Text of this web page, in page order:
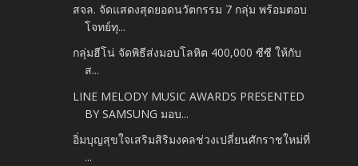
สจล. จัดแสดงสุดยอดนวัตกรรม 7 กลุ่ม พร้อมตอบ
โจทย์ทุ...
กลุ่มฮีโน่ จัดพิธีส่งมอบโลหิต 400,000 ซีซี ให้กับ
ส...
LINE MELODY MUSIC AWARDS PRESENTED
BY SAMSUNG มอบ...
อิ่มบุญสุขใจเสริมสิริมงคลช่วงเปลี่ยนศักราชใหม่ที่
...